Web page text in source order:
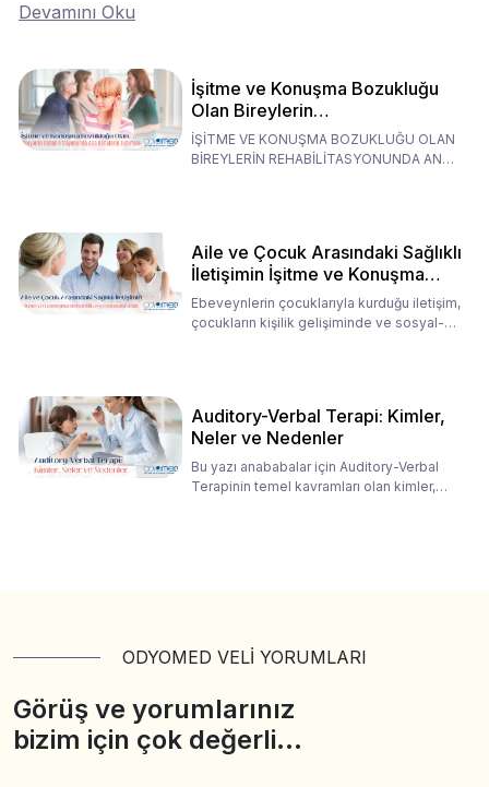
Devamını Oku
İşitme ve Konuşma Bozukluğu
Olan Bireylerin
Rehabilitasyonunda Ana
Babaların Tutumları
İŞİTME VE KONUŞMA BOZUKLUĞU OLAN
BİREYLERİN REHABİLİTASYONUNDA ANA
Aile ve Çocuk Arasındaki Sağlıklı
İletişimin İşitme ve Konuşma
Rehabilitasyonundaki Rolü
Ebeveynlerin çocuklarıyla kurduğu iletişim,
çocukların kişilik gelişiminde ve sosyal-
Auditory-Verbal Terapi: Kimler,
Neler ve Nedenler
Bu yazı anababalar için Auditory-Verbal
Terapinin temel kavramları olan kimler,
ODYOMED VELİ YORUMLARI
Görüş ve yorumlarınız
bizim için çok değerli…